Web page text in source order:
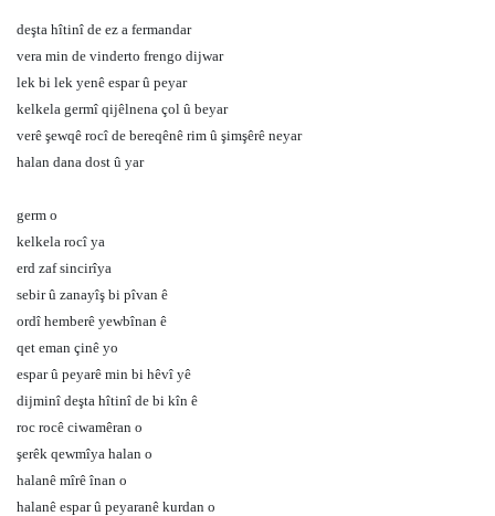
deşta hîtinî de ez a fermandar
vera min de vinderto frengo dijwar
lek bi lek yenê espar û peyar
kelkela germî qijêlnena çol û beyar
verê şewqê rocî de bereqênê rim û şimşêrê neyar
halan dana dost û yar
germ o
kelkela rocî ya
erd zaf sincirîya
sebir û zanayîş bi pîvan ê
ordî hemberê yewbînan ê
qet eman çinê yo
espar û peyarê min bi hêvî yê
dijminî deşta hîtinî de bi kîn ê
roc rocê ciwamêran o
şerêk qewmîya halan o
halanê mîrê înan o
halanê espar û peyaranê kurdan o